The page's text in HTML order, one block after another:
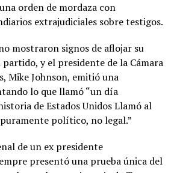
orden de mordaza con
extrajudiciales sobre testigos.
mostraron signos de aflojar su
y el presidente de la Cámara
Mike Johnson, emitió una
lo que llamó “un día
de Estados Unidos Llamó al
político, no legal.”
de un ex presidente
presentó una prueba única del